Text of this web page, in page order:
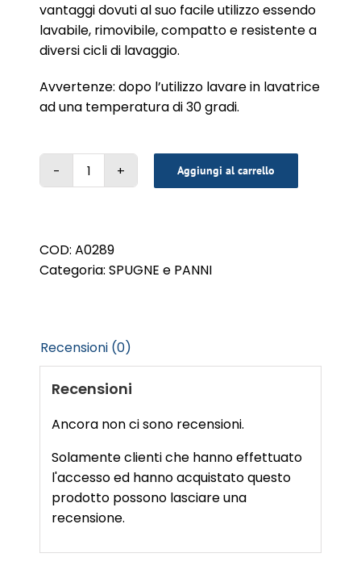
vantaggi dovuti al suo facile utilizzo essendo
lavabile, rimovibile, compatto e resistente a
diversi cicli di lavaggio.
Avvertenze: dopo l’utilizzo lavare in lavatrice
ad una temperatura di 30 gradi.
GUANTO
COVER
quantità
Aggiungi al carrello
COD:A0289
Categoria:SPUGNE e PANNI
Recensioni (0)
Recensioni
Ancora non ci sono recensioni.
Solamente clienti che hanno effettuato
l'accesso ed hanno acquistato questo
prodotto possono lasciare una
recensione.